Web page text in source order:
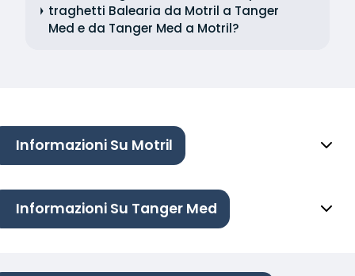
traghetti Balearia da Motril a Tanger
Med e da Tanger Med a Motril?
Informazioni Su Motril
Informazioni Su Tanger Med